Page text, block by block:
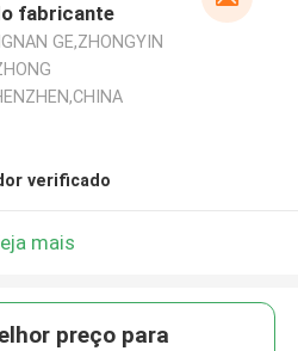
fabricante
GE,ZHONGYIN
verificado
mais
preço para